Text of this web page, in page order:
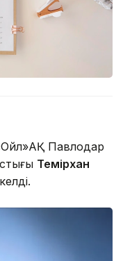
Павлодар
Темірхан